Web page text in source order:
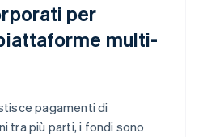
per
multi-
pagamenti di
tra più parti, i fondi sono